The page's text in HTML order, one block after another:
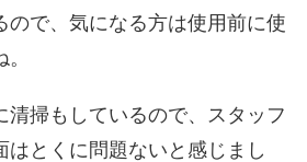
ので、気になる方は使用前に使
清掃もしているので、スタッフ
はとくに問題ないと感じまし